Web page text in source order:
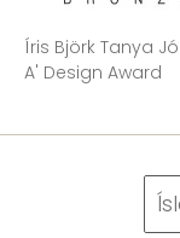
Íris Björk Tanya
A' Design Award